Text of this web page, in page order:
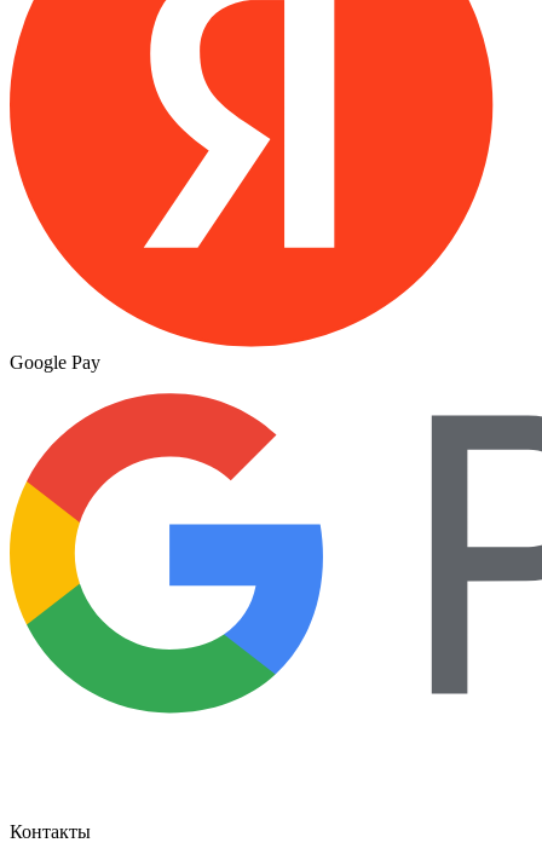
Google Pay
Контакты